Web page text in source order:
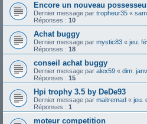
Encore un nouveau
Dernier message par tropheur35 «
Réponses : 10
Achat buggy
Dernier message par mystic83 « jeu.
Réponses : 18
conseil achat buggy
Dernier message par alex59 « dim.
Réponses : 15
Hpi trophy 3.5 by DeDe93
Dernier message par maitremad « jeu.
Réponses : 1
moteur competition